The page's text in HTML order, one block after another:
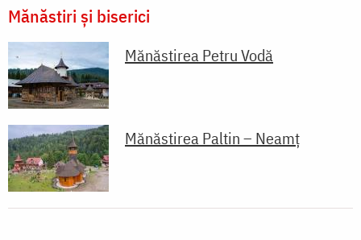
Mănăstiri și biserici
Mănăstirea Petru Vodă
Mănăstirea Paltin – Neamț